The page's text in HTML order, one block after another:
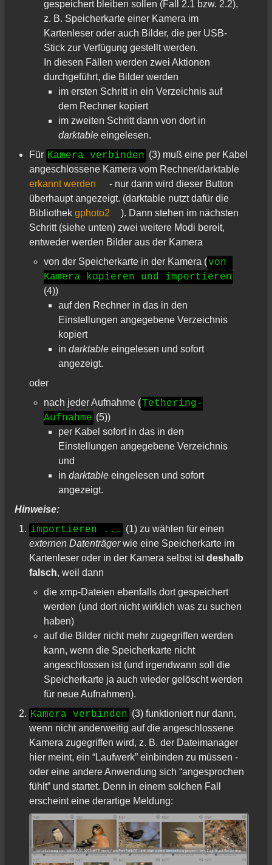
gespeichert bleiben sollen (Fall 2.1 bzw. 2.2),
z. B. Speicherkarte einer Kamera im
Kartenleser oder auch Bilder, die per USB-
Stick zur Verfügung gestellt werden.
In diesen Fällen werden zwei Aktionen
durchgeführt, die Bilder werden
im ersten Schritt in ein Verzeichnis auf
dem Rechner kopiert
im zweiten Schritt dann von dort in
darktable eingelesen.
Für Kamera verbinden (3) muß eine per Kabel
angeschlossene Kamera vom Rechner/darktable
erkannt werden
- nur dann wird dieser Button
überhaupt angezeigt. (darktable nutzt dafür die
Bibliothek gphoto2
). Dann stehen im nächsten
Schritt (siehe unten) zwei weitere Modi bereit,
entweder werden Bilder aus der Kamera
von der Speicherkarte in der Kamera (von
Kamera kopieren und importieren
(4))
auf den Rechner in das in den
Einstellungen angegebene Verzeichnis
kopiert
in darktable eingelesen und sofort
angezeigt.
oder
nach jeder Aufnahme (Tethering-
Aufnahme (5))
per Kabel sofort in das in den
Einstellungen angegebene Verzeichnis
und
in darktable eingelesen und sofort
angezeigt.
Hinweise:
importieren ...
(1) zu wählen für einen
externen Datenträgerwie eine Speicherkarte im
Kartenleser oder in der Kamera selbst istdeshalb
falsch, weil dann
die xmp-Dateien ebenfalls dort gespeichert
werden (und dort nicht wirklich was zu suchen
haben)
auf die Bilder nicht mehr zugegriffen werden
kann, wenn die Speicherkarte nicht
angeschlossen ist (und irgendwann soll die
Speicherkarte ja auch wieder gelöscht werden
für neue Aufnahmen).
Kamera verbinden (3) funktioniert nur dann,
wenn nicht anderweitig auf die angeschlossene
Kamera zugegriffen wird, z. B. der Dateimanager
hier meint, ein “Laufwerk” einbinden zu müssen -
oder eine andere Anwendung sich “angesprochen
fühlt” und startet. Denn in einem solchen Fall
erscheint eine derartige Meldung: